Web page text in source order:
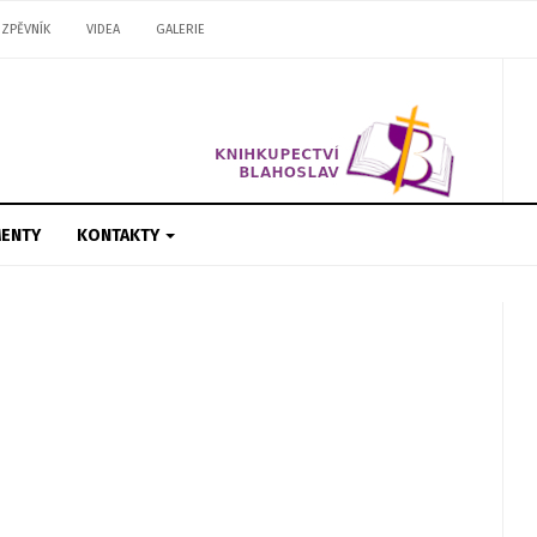
ZPĚVNÍK VIDEA GALERIE
KONTAKTY